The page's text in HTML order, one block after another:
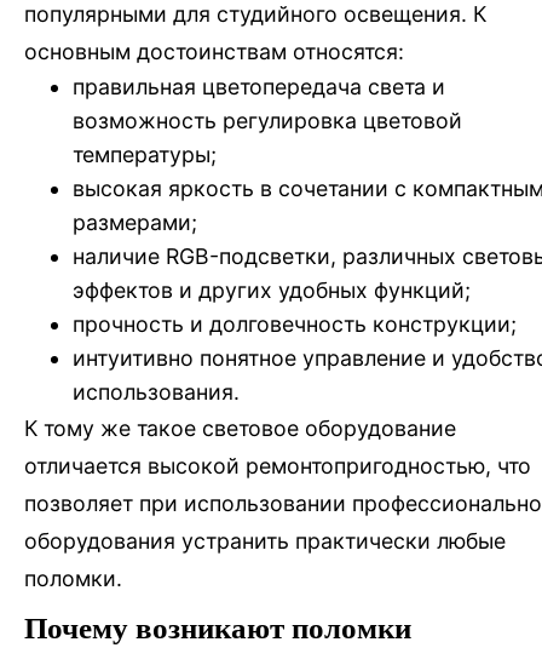
популярными для студийного освещения. К
основным достоинствам относятся:
правильная цветопередача света и
возможность регулировка цветовой
температуры;
высокая яркость в сочетании с
размерами;
наличие RGB-подсветки, различных
эффектов и других удобных функций;
прочность и долговечность конструкции;
интуитивно понятное управление и
использования.
К тому же такое световое оборудование
отличается высокой ремонтопригодностью, что
позволяет при использовании
оборудования устранить практически любые
поломки.
Почему возникают поломки